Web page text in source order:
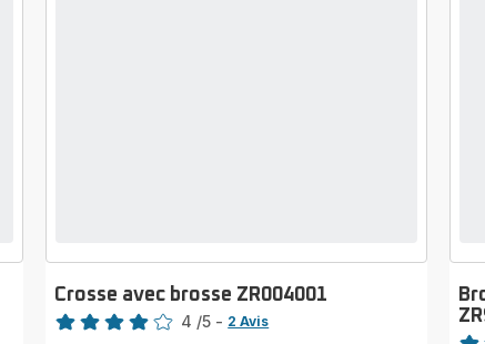
Crosse avec brosse ZR004001
Note
4 /5 - 2 Avis
Note